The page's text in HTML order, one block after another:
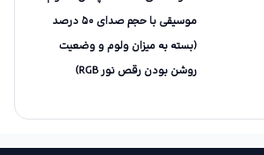
موسیقی با حجم صدای ۵۰ درصد
(بسته به میزان ولوم و وضعیت
روشن بودن رقص نور RGB)